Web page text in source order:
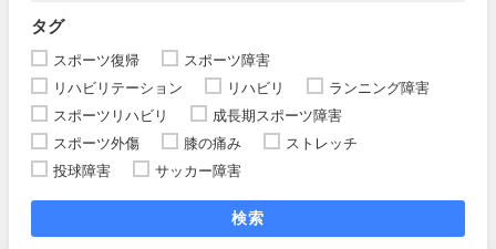
タグ
スポーツ復帰
スポーツ障害
リハビリテーション
リハビリ
ランニング障害
スポーツリハビリ
成長期スポーツ障害
スポーツ外傷
膝の痛み
ストレッチ
投球障害
サッカー障害
検索